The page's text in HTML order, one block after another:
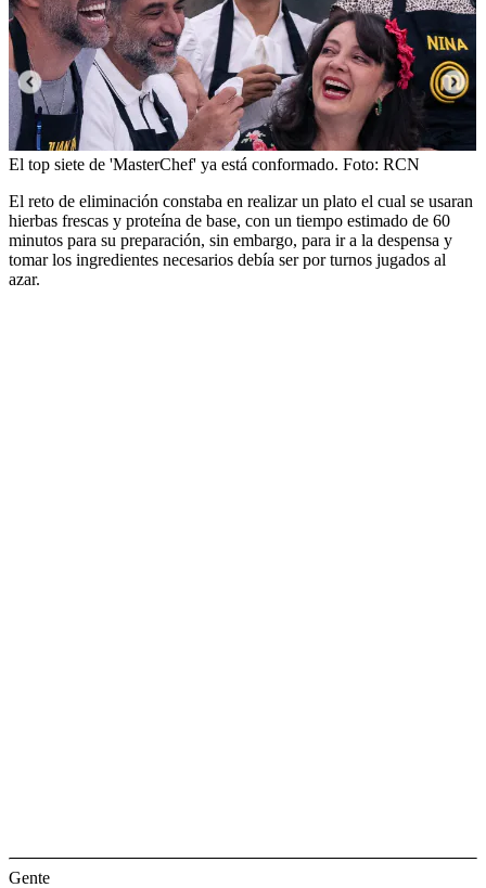
El top siete de 'MasterChef' ya está conformado. Foto: RCN
El reto de eliminación constaba en realizar un plato el cual se usaran
hierbas frescas y proteína de base, con un tiempo estimado de 60
minutos para su preparación, sin embargo, para ir a la despensa y
tomar los ingredientes necesarios debía ser por turnos jugados al
azar.
Gente